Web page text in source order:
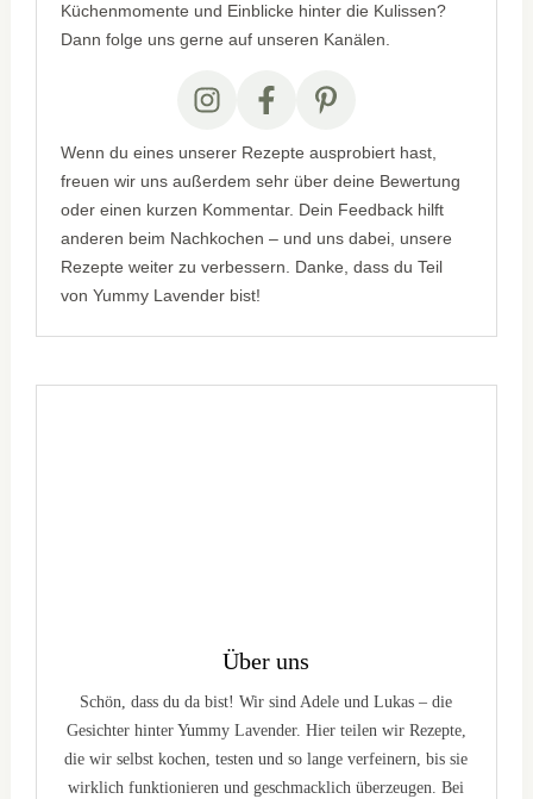
Küchenmomente und Einblicke hinter die Kulissen?
Dann folge uns gerne auf unseren Kanälen.
Wenn du eines unserer Rezepte ausprobiert hast,
freuen wir uns außerdem sehr über deine Bewertung
oder einen kurzen Kommentar. Dein Feedback hilft
anderen beim Nachkochen – und uns dabei, unsere
Rezepte weiter zu verbessern. Danke, dass du Teil
von Yummy Lavender bist!
Über uns
Schön, dass du da bist! Wir sind Adele und Lukas – die
Gesichter hinter Yummy Lavender. Hier teilen wir Rezepte,
die wir selbst kochen, testen und so lange verfeinern, bis sie
wirklich funktionieren und geschmacklich überzeugen. Bei